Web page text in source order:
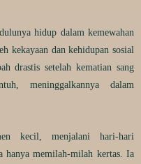
hidup dalam kemewahan
kekayaan dan kehidupan sosial
drastis setelah kematian sang
meninggalkannya dalam
kecil, menjalani hari-hari
hanya memilah-milah kertas. Ia